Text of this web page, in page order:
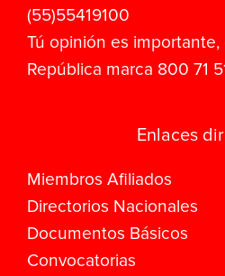
(55)55419100
Tú opinión es
República marca 800 71
Enlaces
Miembros Afiliados
Directorios Nacionales
Documentos Básicos
Convocatorias